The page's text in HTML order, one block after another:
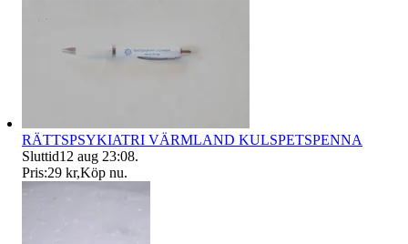
RÄTTSPSYKIATRI VÄRMLAND KULSPETSPENNA
Sluttid12 aug 23:08.
Pris:29 kr,Köp nu.